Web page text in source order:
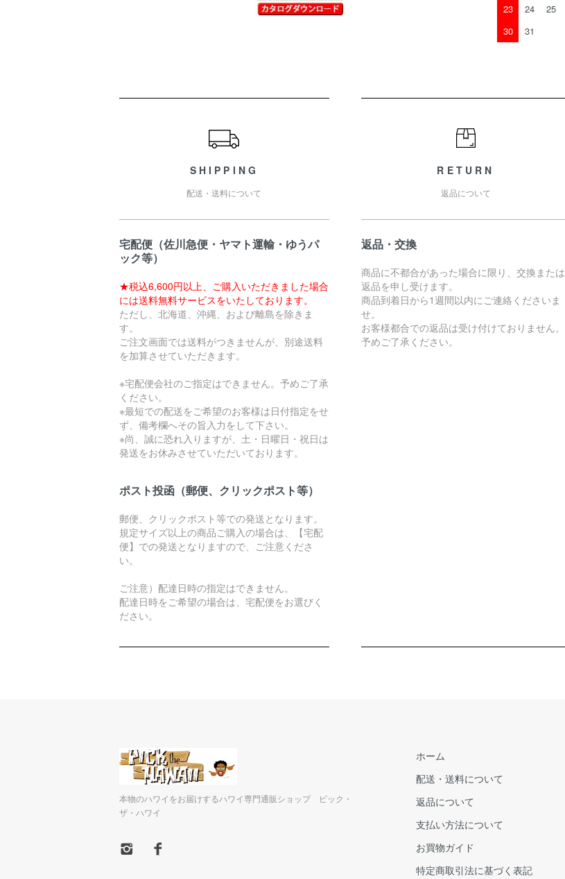
23
24 25
30
31
SHIPPING
配送・送料について
宅配便（佐川急便・ヤマト運輸・ゆうパ
ック等）
★税込6,600円以上、ご購入いただきました場合
には送料無料サービスをいたしております。
ただし、北海道、沖縄、および離島を除きま
す。
ご注文画面では送料がつきませんが、別途送料
を加算させていただきます。
※宅配便会社のご指定はできません。予めご了承
ください。
※最短での配送をご希望のお客様は日付指定をせ
ず、備考欄へその旨入力をして下さい。
※尚、誠に恐れ入りますが、土・日曜日・祝日は
発送をお休みさせていただいております。
ポスト投函（郵便、クリックポスト等）
郵便、クリックポスト等での発送となります。
規定サイズ以上の商品ご購入の場合は、【宅配
便】での発送となりますので、ご注意くださ
い。
ご注意）配達日時の指定はできません。
配達日時をご希望の場合は、宅配便をお選びく
ださい。
RETURN
返品について
返品・交換
商品に不都合があった場合に限り、交換または
返品を申し受けます。
商品到着日から1週間以内にご連絡くださいま
せ。
お客様都合での返品は受け付けておりません。
予めご了承ください。
本物のハワイをお届けするハワイ専門通販ショップ ピック・
ザ・ハワイ
ホーム
配送・送料について
返品について
支払い方法について
お買物ガイド
特定商取引法に基づく表記